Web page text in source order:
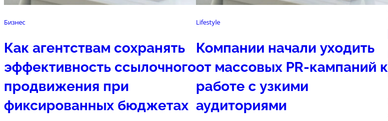
Бизнес
Как агентствам сохранять
эффективность ссылочного
продвижения при
фиксированных бюджетах
Lifestyle
Компании начали уходить
от массовых PR-кампаний к
работе с узкими
аудиториями